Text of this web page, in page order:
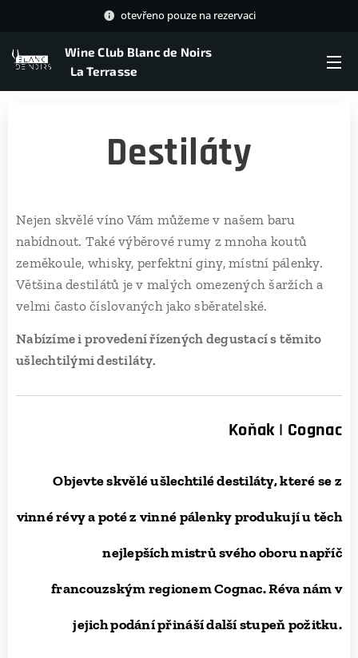
otevřeno pouze na rezervaci
Wine Club Blanc de Noirs
La Terrasse
Destiláty
Nejen skvělé víno Vám můžeme v našem baru
nabídnout. Také výběrové rumy z mnoha koutů
zeměkoule, whisky, perfektní giny, místní pálenky.
Většina destilátů je v malých omezených šaržích a
velmi často číslovaných jako sběratelské.
Nabízíme i provedení řízených degustací s těmito
ušlechtilými destiláty.
Koňak | Cognac
Objevte skvělé ušlechtilé destiláty, které se z
vinné révy a poté z vinné pálenky produkují u těch
nejlepších mistrů svého oboru napříč
francouzským regionem Cognac.Réva nám v
jejich podání přináší další stupeň požitku.